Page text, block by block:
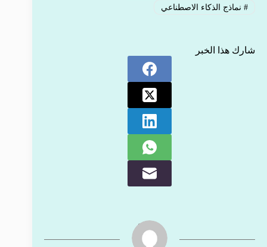
#نماذج الذكاء الاصطناعي
شارك هذا الخبر